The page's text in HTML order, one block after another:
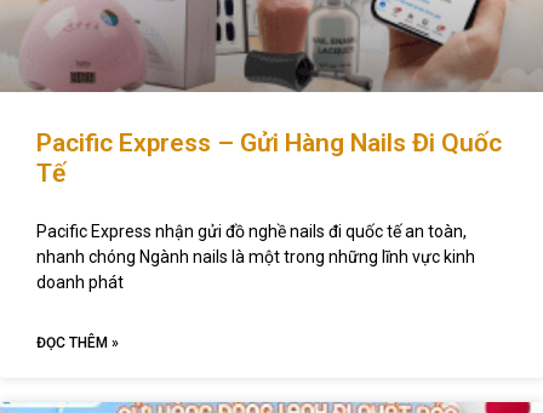
Pacific Express – Gửi Hàng Nails Đi Quốc
Tế
Pacific Express nhận gửi đồ nghề nails đi quốc tế an toàn,
nhanh chóng Ngành nails là một trong những lĩnh vực kinh
doanh phát
ĐỌC THÊM »